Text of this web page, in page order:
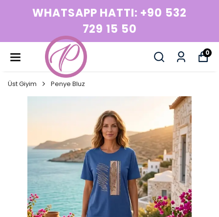
WHATSAPP HATTI: +90 532
729 15 50
0
Üst Giyim Penye Bluz